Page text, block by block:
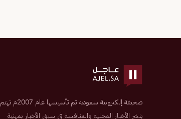
صحيفة إلكترونية سعودية تم تأسيسها عام 2007م تهتم
بنشر الأخبار المحلية والمنافسة في سبق الأخبار بمهنية